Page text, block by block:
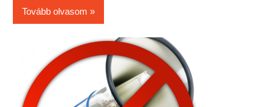
Tovább olvasom